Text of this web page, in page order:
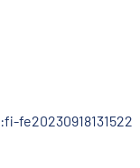
fe20230918131522